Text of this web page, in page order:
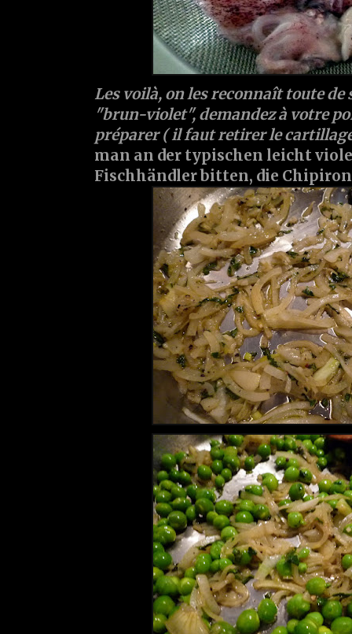
Les voilà, on les reconnaît toute de
"brun-violet", demandez à votre
préparer ( il faut retirer le
man an der typischen leicht
Fischhändler bitten, die